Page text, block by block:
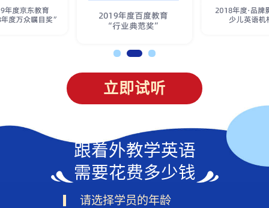
立即试听
跟着外教学英语
需要花费多少钱
请选择学员的年龄